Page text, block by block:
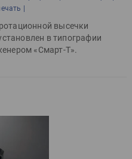
|
высечки
в типографии
«Смарт-Т».